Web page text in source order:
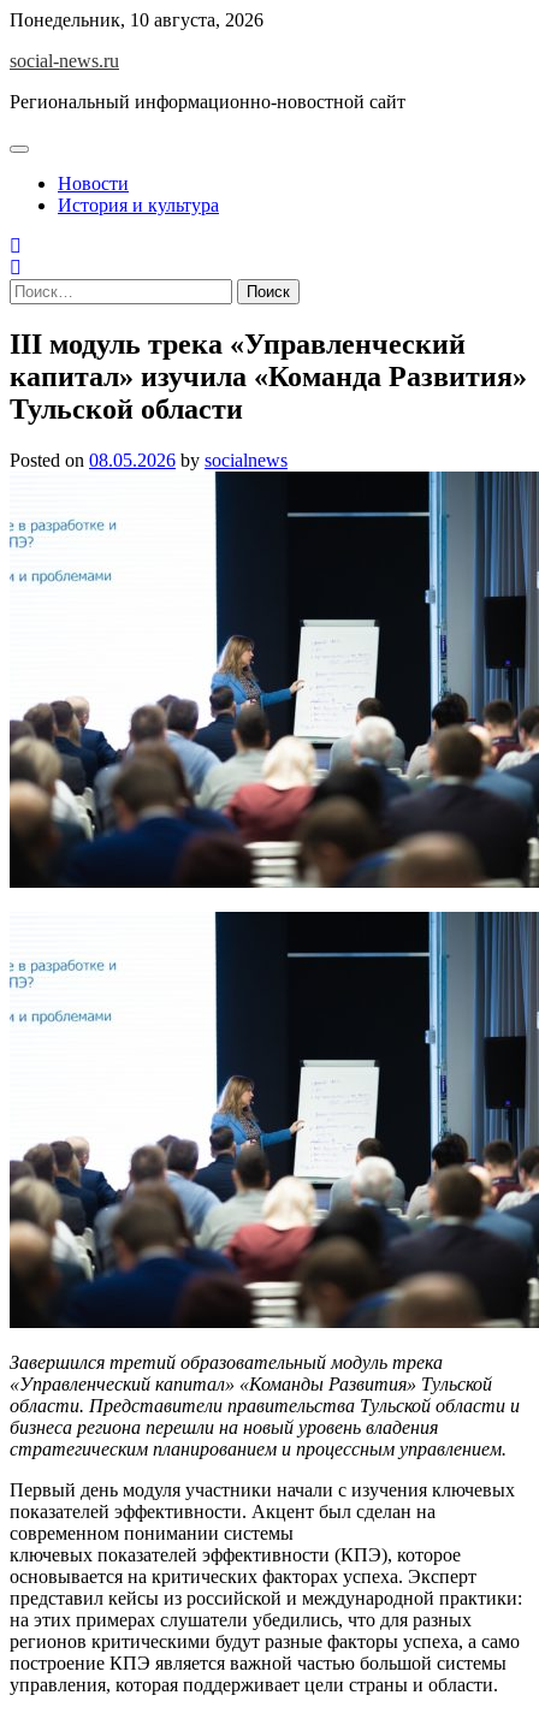
Skip
content
Понедельник, 10 августа, 2026
social-news.ru
Региональный информационно-новостной сайт
Новости
История и культура
Найти:
III модуль трека «Управленческий
капитал» изучила «Команда Развития»
Тульской области
Posted on 08.05.2026 by socialnews
Завершился третий образовательный модуль трека
«Управленческий капитал» «Команды Развития» Тульской
области. Представители правительства Тульской области и
бизнеса региона перешли на новый уровень владения
стратегическим планированием и процессным управлением.
Первый день модуля участники начали с изучения ключевых
показателей эффективности. Акцент был сделан на
современном понимании системы
ключевых показателей эффективности (КПЭ), которое
основывается на критических факторах успеха. Эксперт
представил кейсы из российской и международной практики:
на этих примерах слушатели убедились, что для разных
регионов критическими будут разные факторы успеха, а само
построение КПЭ является важной частью большой системы
управления, которая поддерживает цели страны и области.